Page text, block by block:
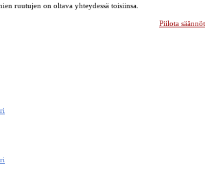
ruutujen on oltava yhteydessä toisiinsa.
Piilota säännöt